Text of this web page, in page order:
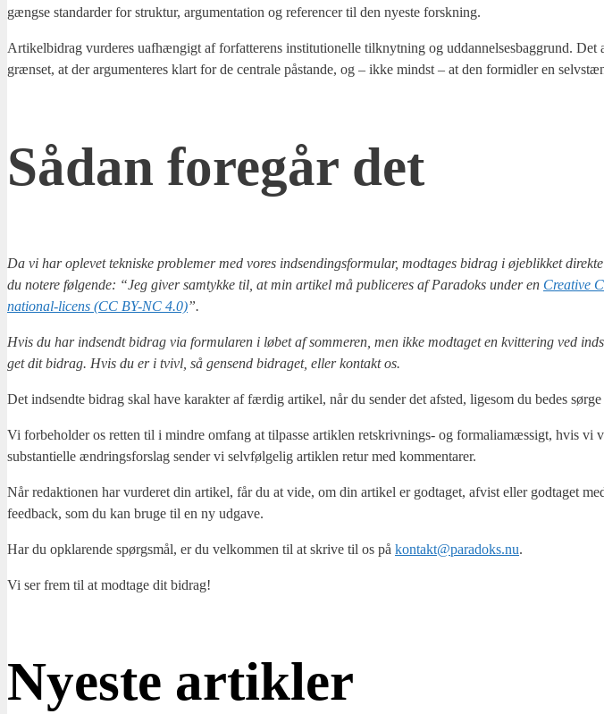
gængse stan­dar­der for struk­tur, argu­men­ta­tion og refe­ren­cer til den nye­ste forsk­ning.
Arti­kel­bi­drag vur­de­res uaf­hæn­gigt af for­fat­te­rens insti­tu­tio­nel­le til­knyt­ning og uddan­nel­ses­bag­grund.
græn­set, at der argu­men­te­res klart for de cen­tra­le påstan­de, og – ikke mindst – at den for­mid­ler en
Sådan fore­går det
Da vi har ople­vet tek­ni­ske pro­ble­mer med vores ind­sen­dings­for­mu­lar, mod­ta­ges bidrag i øje­blik­ket
du note­re føl­gen­de: “Jeg giver samtyk­ke til, at min arti­kel må publi­ce­res af Para­doks under en Cre­a­ti­ve
na­tio­nal-licens (CC BY-NC 4.0)”.
Hvis du har ind­sendt bidrag via for­mu­la­ren i løbet af som­me­ren, men ikke mod­ta­get en kvit­te­ring ved
get dit bidrag. Hvis du er i tvivl, så gen­send bidra­get, eller kon­takt os.
Det ind­send­te bidrag skal have karak­ter af fær­dig arti­kel, når du sen­der det afsted, lige­som du bedes
Vi for­be­hol­der os ret­ten til i min­dre omfang at til­pas­se artik­len retskriv­nings- og for­ma­li­a­mæs­sigt, hvis vi
sub­stan­ti­el­le ændrings­for­slag sen­der vi selv­føl­ge­lig artik­len retur med kom­men­ta­rer.
Når redak­tio­nen har vur­de­ret din arti­kel, får du at vide, om din arti­kel er god­ta­get, afvist eller god­ta­get
feed­ba­ck, som du kan bru­ge til en ny udga­ve.
Har du opkla­ren­de spørgs­mål, er du vel­kom­men til at skri­ve til os på kontakt@paradoks.nu.
Vi ser frem til at mod­ta­ge dit bidrag!
Nyeste artikler